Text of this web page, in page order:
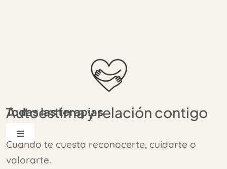
Todas las terapias
Toggle
Navigation
Autoestima y relación contigo
Autoestima y relación contigo
Cuando te cuesta reconocerte, cuidarte o
valorarte.